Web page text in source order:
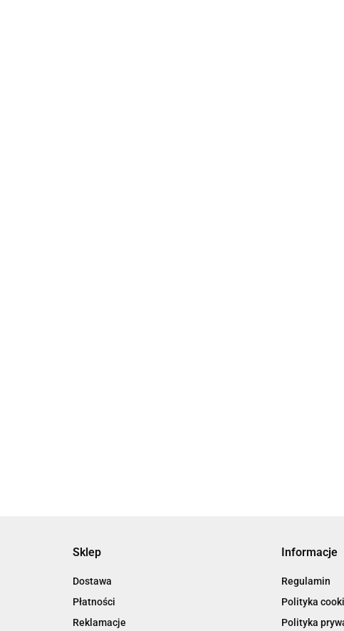
Sklep
Dostawa
Płatności
Reklamacje
Informacje
Regulamin
Polityka
Polityka